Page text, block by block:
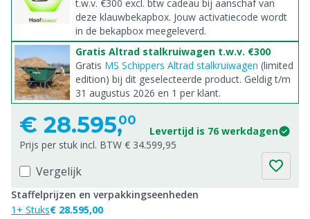
t.w.v. €300 excl. btw cadeau bij aanschaf van
deze klauwbekapbox. Jouw activatiecode wordt
in de bekapbox meegeleverd.
Gratis Altrad stalkruiwagen t.w.v. €300
Gratis MS Schippers Altrad stalkruiwagen (limited
edition) bij dit geselecteerde product. Geldig t/m
31 augustus 2026 en 1 per klant.
€ 28.595,00
Levertijd is 76 werkdagen
Prijs per stuk incl. BTW € 34.599,95
Vergelijk
Staffelprijzen en verpakkingseenheden
1+ Stuks€ 28.595,00